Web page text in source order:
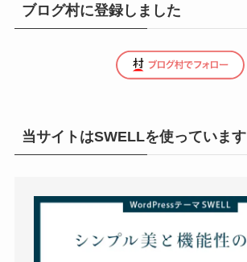
ブログ村に登録しました
当サイトはSWELLを使っています